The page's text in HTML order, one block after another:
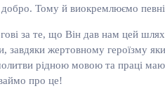
Тому й виокремлюємо
за те, що Він дав нам цей
завдяки жертовному героїзму
рідною мовою та праці
про це!